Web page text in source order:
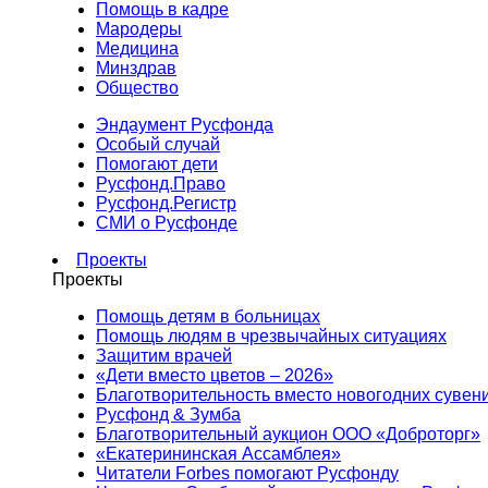
Помощь в кадре
Мародеры
Медицина
Минздрав
Общество
Эндаумент Русфонда
Особый случай
Помогают дети
Русфонд.Право
Русфонд.Регистр
СМИ о Русфонде
Проекты
Проекты
Помощь детям в больницах
Помощь людям в чрезвычайных ситуациях
Защитим врачей
«Дети вместо цветов – 2026»
Благотворительность вместо новогодних
Русфонд & Зумба
Благотворительный аукцион ООО «Доброторг»
«Екатерининская Ассамблея»
Читатели Forbes помогают Русфонду